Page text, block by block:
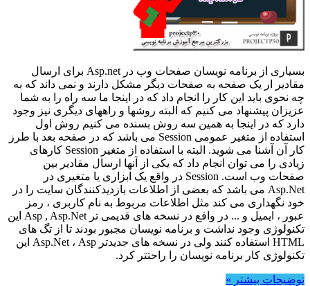
بسیاری از برنامه نویسان صفحات وب در Asp.net برای ارسال
مقادیر ار یک صفحه به صفحات دیگر مشکل دارند و نمی داند که به
چه نحوی باید این کار را انجام داد که در اینجا ما سه راه را به شما
عزیزان پیشنهاد می کنیم که البته روشها و راههای دیگری نیز وجود
دارد که در اینجا به همین سه روش بسنده می کنیم روش اول
استفاده از متغیر عمومی Session می باشد که در صفحه بعد با طرز
کار آن آشنا می شوید. البته با استفاده از متغیر Session کارهای
زیادی را می توان انجام داد که یکی از آنها ارسال مقادیر بین
صفحات وب است. Session در واقع یک ابزاری یا متغیری در
Asp.Net می باشد که بعضی از اطلاعات بازدیدکنندگان سایت را در
خود نگهداری می کند مثل اطلاعات مربوط به نام کاربری ، رمز
عبور ، ایمیل و ... در واقع در نسخه های قدیمی تر Asp , Asp.Net این
تکنولوژی وجود نداشت و برنامه نویسان مجبور بودند تا از تگ های
HTML استفاده کنند ولی در نسخه های جدیدتر Asp.Net ، Asp این
تکنولوژی کار برنامه نویسان را راحتتر کرد.
توضیحات بیشتر »